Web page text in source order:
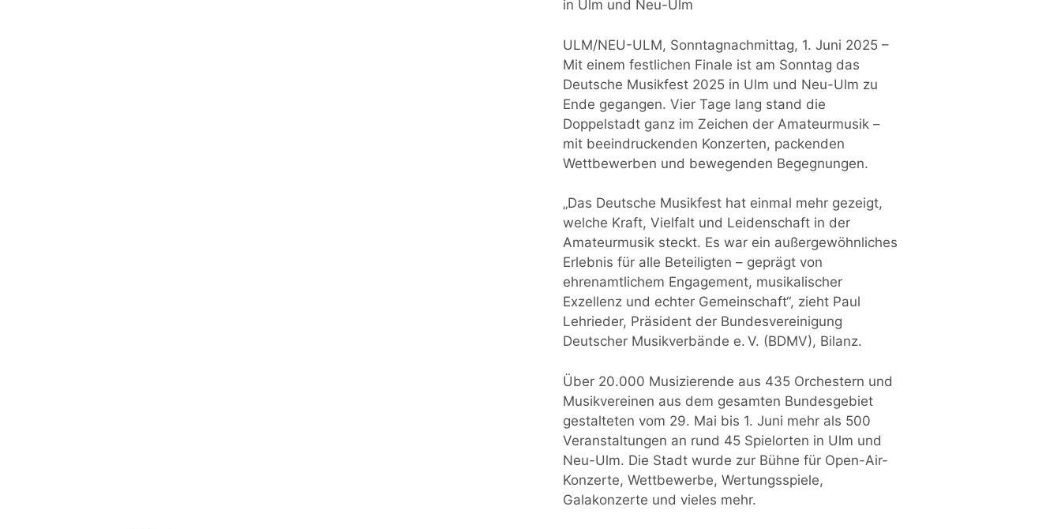
in Ulm und Neu-Ulm
ULM/NEU-ULM, Sonntagnachmittag, 1. Juni 2025 –
Mit einem festlichen Finale ist am Sonntag das
Deutsche Musikfest 2025 in Ulm und Neu-Ulm zu
Ende gegangen. Vier Tage lang stand die
Doppelstadt ganz im Zeichen der Amateurmusik –
mit beeindruckenden Konzerten, packenden
Wettbewerben und bewegenden Begegnungen.
„Das Deutsche Musikfest hat einmal mehr gezeigt,
welche Kraft, Vielfalt und Leidenschaft in der
Amateurmusik steckt. Es war ein außergewöhnliches
Erlebnis für alle Beteiligten – geprägt von
ehrenamtlichem Engagement, musikalischer
Exzellenz und echter Gemeinschaft“, zieht Paul
Lehrieder, Präsident der Bundesvereinigung
Deutscher Musikverbände e. V. (BDMV), Bilanz.
Über 20.000 Musizierende aus 435 Orchestern und
Musikvereinen aus dem gesamten Bundesgebiet
gestalteten vom 29. Mai bis 1. Juni mehr als 500
Veranstaltungen an rund 45 Spielorten in Ulm und
Neu-Ulm. Die Stadt wurde zur Bühne für Open-Air-
Konzerte, Wettbewerbe, Wertungsspiele,
Galakonzerte und vieles mehr.